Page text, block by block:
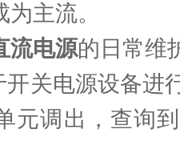
主流。
流电源的日常维
电源设备进
元调出，查询